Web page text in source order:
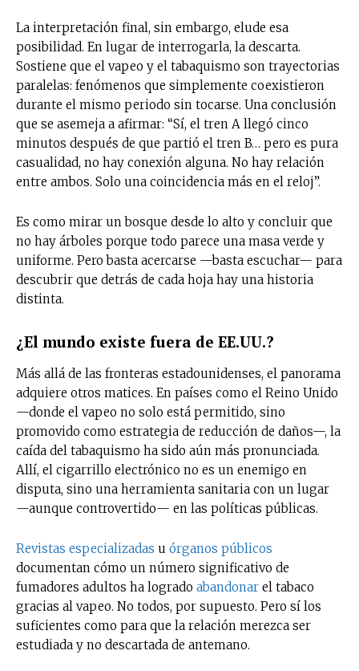
La interpretación final, sin embargo, elude esa
posibilidad. En lugar de interrogarla, la descarta.
Sostiene que el vapeo y el tabaquismo son trayectorias
paralelas: fenómenos que simplemente coexistieron
durante el mismo periodo sin tocarse. Una conclusión
que se asemeja a afirmar: “Sí, el tren A llegó cinco
minutos después de que partió el tren B… pero es pura
casualidad, no hay conexión alguna. No hay relación
entre ambos. Solo una coincidencia más en el reloj”.
Es como mirar un bosque desde lo alto y concluir que
no hay árboles porque todo parece una masa verde y
uniforme. Pero basta acercarse —basta escuchar— para
descubrir que detrás de cada hoja hay una historia
distinta.
¿El mundo existe fuera de EE.UU.?
Más allá de las fronteras estadounidenses, el panorama
adquiere otros matices. En países como el Reino Unido
—donde el vapeo no solo está permitido, sino
promovido como estrategia de reducción de daños—, la
caída del tabaquismo ha sido aún más pronunciada.
Allí, el cigarrillo electrónico no es un enemigo en
disputa, sino una herramienta sanitaria con un lugar
—aunque controvertido— en las políticas públicas.
Revistas especializadas u órganos públicos
documentan cómo un número significativo de
fumadores adultos ha logrado abandonar el tabaco
gracias al vapeo. No todos, por supuesto. Pero sí los
suficientes como para que la relación merezca ser
estudiada y no descartada de antemano.